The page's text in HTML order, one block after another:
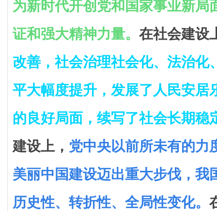
为新时代开创党和国家事业新局
证和强大精神力量。 在社会建设
改善，社会治理社会化、法治化
平大幅度提升，发展了人民安居
的良好局面，续写了社会长期稳
建设上， 党中央以前所未有的力
美丽中国建设迈出重大步伐，我
历史性、转折性、全局性变化。